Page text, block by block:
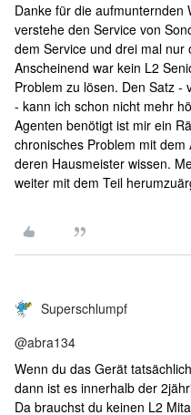
Danke für die aufmunternden
verstehe den Service von
dem Service und drei mal nur
Anscheinend war kein L2
Problem zu lösen. Den Satz -
- kann ich schon nicht mehr
Agenten benötigt ist mir ein
chronisches Problem mit
deren Hausmeister wissen.
weiter mit dem Teil
Superschlumpf
@abra134
Wenn du das Gerät
dann ist es innerhalb der
Da brauchst du keinen L2